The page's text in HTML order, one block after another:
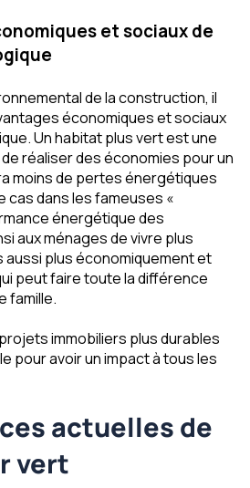
et sociaux de
de la construction, il
économiques et sociaux
Un habitat plus vert est une
réaliser des économies pour un
moins de pertes énergétiques
cas dans les fameuses «
énergétique des
aux ménages de vivre plus
aussi plus économiquement et
peut faire toute la différence
famille.
immobiliers plus durables
pour avoir un impact à tous les
actuelles de
vert